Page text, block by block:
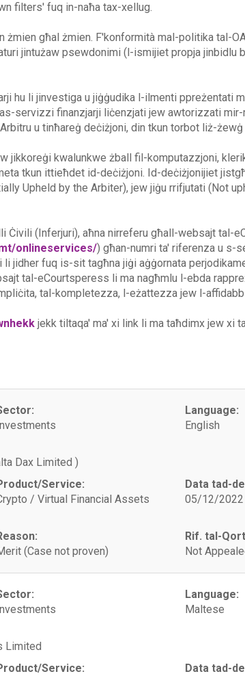
filters' fuq in-naħa tax-xellug.
għal żmien. F'konformità mal-politika tal-
jintużaw psewdonimi (l-ismijiet propja jinbidlu
hu li jinvestiga u jiġġudika l-ilmenti ppreżentati
servizzi finanzjarji liċenzjati jew awtorizzati
u tinħareġ deċiżjoni, din tkun torbot liż-żewġ
jikkoreġi kwalunkwe żball fil-komputazzjoni,
tkun ittieħdet id-deċiżjoni. Id-deċiżjonijiet
Upheld by the Arbiter), jew jiġu rrifjutati (Not
Ċivili (Inferjuri), aħna nirreferu għall-websajt tal-
onlineservices/) għan-numri ta' riferenza u s-
jidher fuq is-sit tagħna jiġi aġġornata
tal-eCourtsperess li ma nagħmlu l-ebda
tal-kompletezza, l-eżattezza jew l-
jekk tiltaqa' ma' xi link li ma taħdimx jew xi
Language:
English
Dax Limited )
Service:
/ Virtual Financial Assets
Data tad-
05/12/2022
(Case not proven)
Rif. tal-
Not
Language:
Maltese
Limited
Service:
Data tad-